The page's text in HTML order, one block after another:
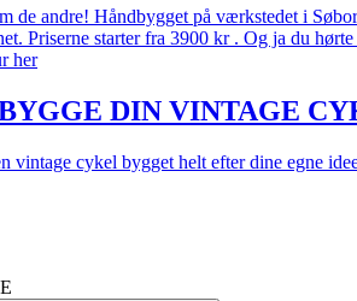
de andre! Håndbygget på værkstedet i
Priserne starter fra 3900 kr . Og ja du
her
DIN VINTAGE
vintage cykel bygget helt efter dine egne